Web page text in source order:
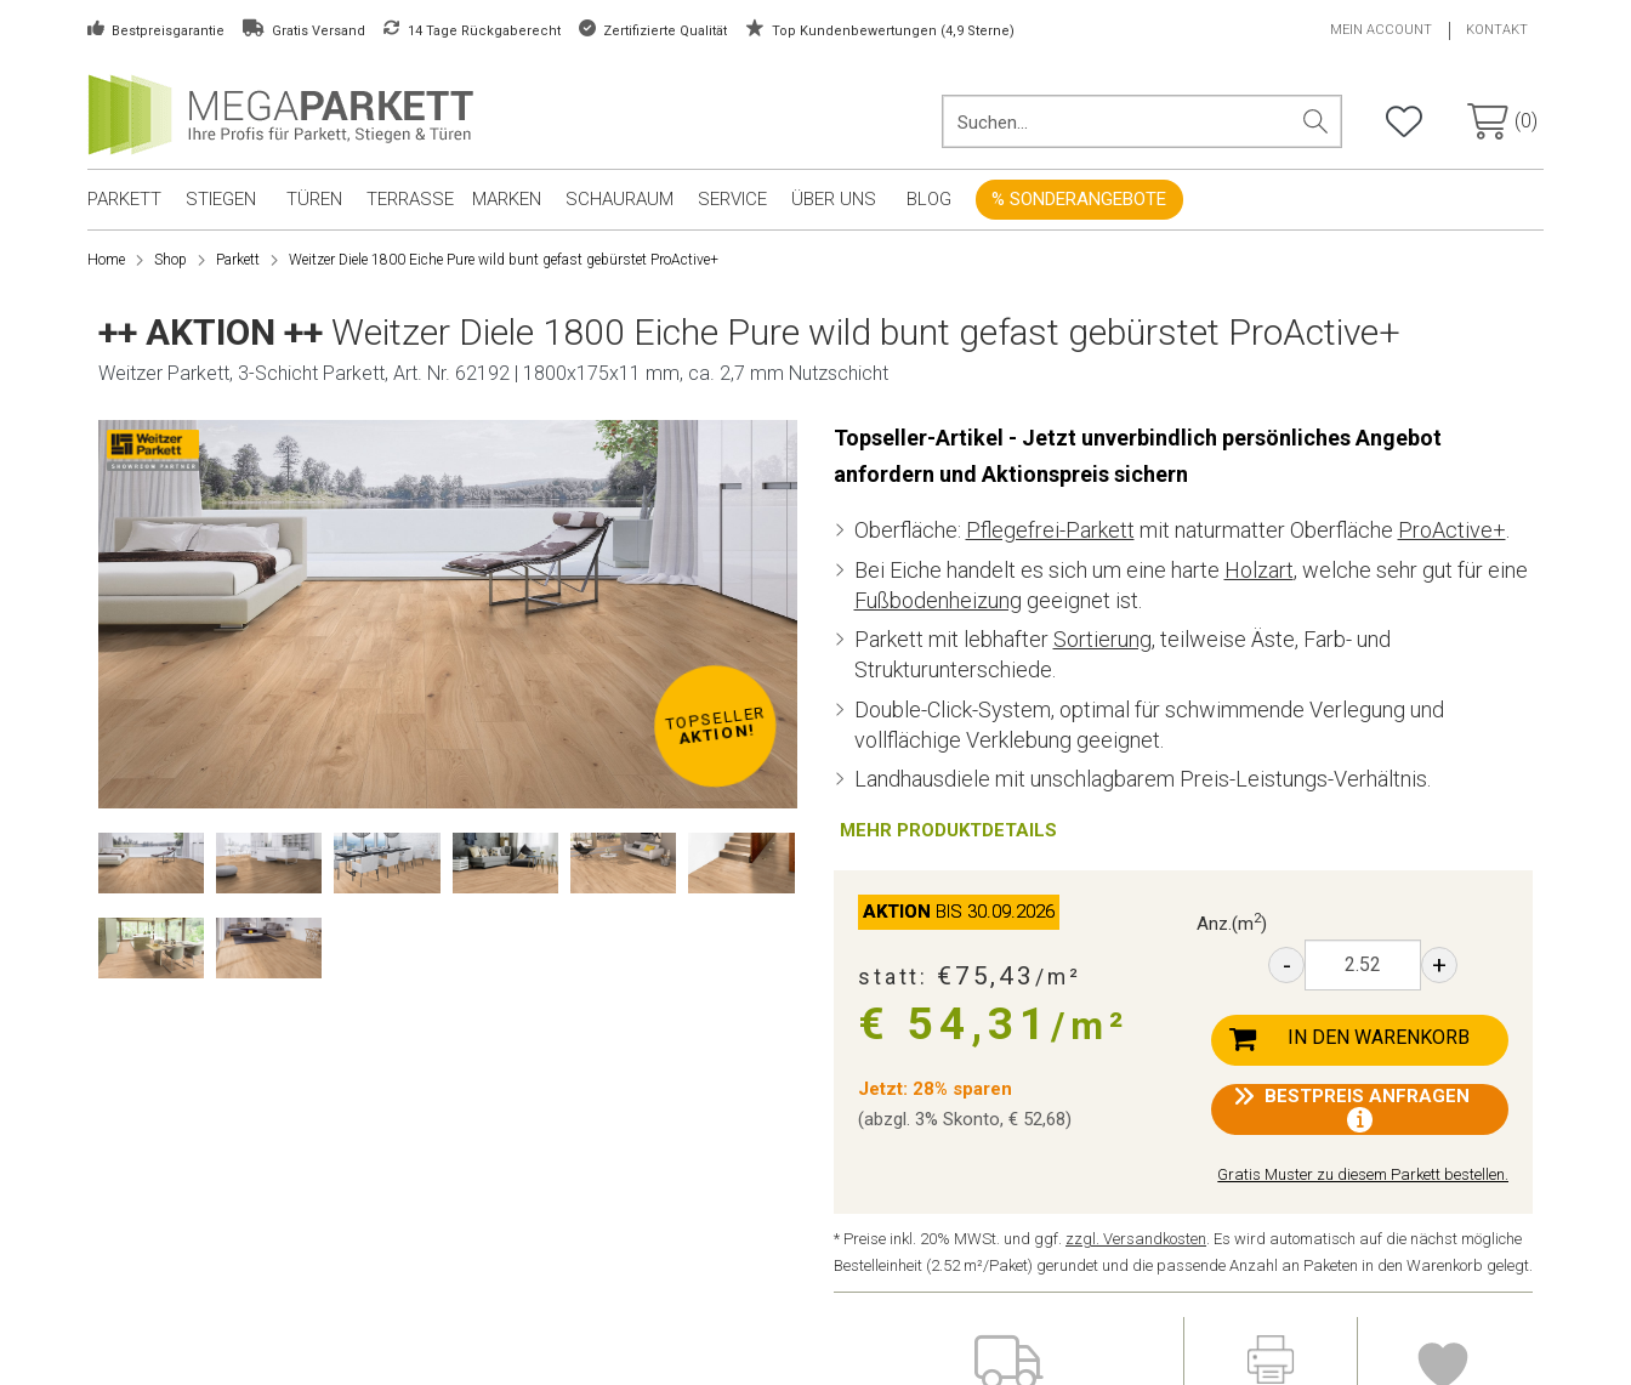
Bestpreisgarantie Gratis Versand 14 Tage Rückgaberecht Zertifizierte Qualität Top Kundenbewertungen (4,9 Sterne) MEIN ACCOUNT KONTAKT
(0)
PARKETT STIEGEN TÜREN TERRASSE MARKEN SCHAURAUM SERVICE ÜBER UNS BLOG % SONDERANGEBOTE
Home Shop Parkett Weitzer Diele 1800 Eiche Pure wild bunt gefast gebürstet ProActive+
++ AKTION ++ Weitzer Diele 1800 Eiche Pure wild bunt gefast gebürstet ProActive+
Weitzer Parkett, 3-Schicht Parkett, Art. Nr. 62192 | 1800x175x11 mm, ca. 2,7 mm Nutzschicht
TOPSELLER
AKTION!
TOPSELLER
AKTION!
TOPSELLER
AKTION!
TOPSELLER
AKTION!
TOPSELLER
AKTION!
TOPSELLER
AKTION!
TOPSELLER
AKTION!
TOPSELLER
AKTION!
Topseller-Artikel - Jetzt unverbindlich persönliches Angebot
anfordern und Aktionspreis sichern
Oberfläche: Pflegefrei-Parkett mit naturmatter Oberfläche ProActive+
Bei Eiche handelt es sich um eine harte Holzart, welche sehr gut für eine
Fußbodenheizung geeignet ist.
Parkett mit lebhafter Sortierung, teilweise Äste, Farb- und
Strukturunterschiede.
Double-Click-System, optimal für schwimmende Verlegung und
vollflächige Verklebung geeignet.
Landhausdiele mit unschlagbarem Preis-Leistungs-Verhältnis.
MEHR PRODUKTDETAILS
AKTION BIS 30.09.2026
statt: €75,43 /m²
€ 54,31 /m²
Jetzt: 28% sparen
(abzgl. 3% Skonto, € 52,68)
Anz.(m2)
- +
IN DEN WARENKORB
BESTPREIS ANFRAGEN
Gratis Muster zu diesem Parkett bestellen.
* Preise inkl. 20% MWSt. und ggf. zzgl. Versandkosten . Es wird automatisch auf die nächst mögliche
Bestelleinheit (2.52 m²/Paket) gerundet und die passende Anzahl an Paketen in den Warenkorb gelegt.